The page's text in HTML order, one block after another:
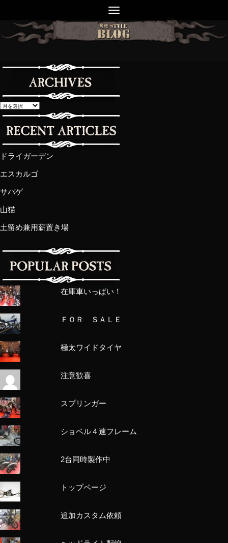
ドライガーデン
エスカルゴ
サバゲ
山猫
土留め兼用薪置き場
在庫車いっぱい！
ＦＯＲ ＳＡＬＥ
極太ワイドタイヤ
注意歓喜
スプリンガー
ショベル４速フレーム
2台同時製作中
トップページ
追加カスタム依頼